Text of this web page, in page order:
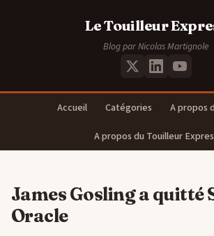
Le Touilleur
Blog par Nicolas Martignole
Accueil Catégories
A propos
A propos du Touilleur
James Gosling a quitté
Oracle